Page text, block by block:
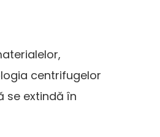
centrifugelor
se extindă în